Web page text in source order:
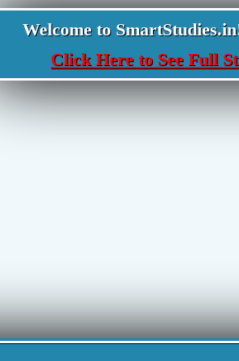
Welcome to
Click Here to See Full